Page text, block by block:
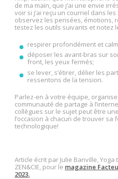
de ma main, que j’ai une envie
voir si j’ai reçu un courriel dans
observez les pensées, émotions,
testez les outils suivants et notez
respirer profondément et
déposer les avant-bras sur
front, les yeux fermés;
se lever, s’étirer, délier les
ressentons de la tension.
Parlez-en à votre équipe,
communauté de partage à
collègues sur le sujet peut être
l’occasion à chacun de trouver sa
technologique!
Article écrit par Julie Banville,
ZEN&CIE, pour le magazine
2023.